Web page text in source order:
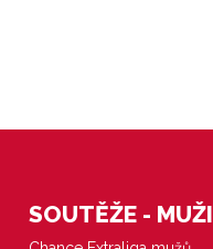
SOUTĚŽE - MUŽI